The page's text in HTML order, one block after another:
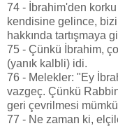
74 - İbrahim'den
kendisine gelince,
hakkında tartışmaya
75 - Çünkü İbrahim,
(yanık kalbli) idi.
76 - Melekler: "Ey
vazgeç. Çünkü
geri çevrilmesi
77 - Ne zaman ki,